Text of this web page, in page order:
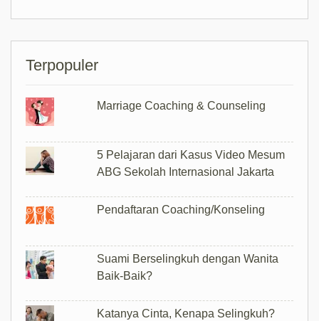
Terpopuler
Marriage Coaching & Counseling
5 Pelajaran dari Kasus Video Mesum
ABG Sekolah Internasional Jakarta
Pendaftaran Coaching/Konseling
Suami Berselingkuh dengan Wanita
Baik-Baik?
Katanya Cinta, Kenapa Selingkuh?